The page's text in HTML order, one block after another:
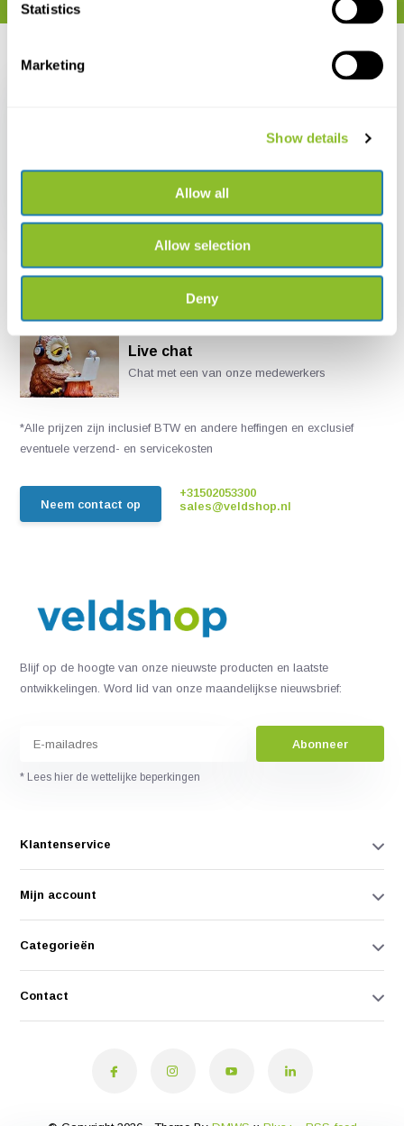
Statistics
Marketing
Show details
Allow all
Allow selection
Deny
Recent bekeken
€ 29,13
Live chat
Chat met een van onze medewerkers
*Alle prijzen zijn inclusief BTW en andere heffingen en exclusief
eventuele verzend- en servicekosten
Neem contact op
+31502053300
sales@veldshop.nl
Blijf op de hoogte van onze nieuwste producten en laatste
ontwikkelingen. Word lid van onze maandelijkse nieuwsbrief:
Abonneer
* Lees hier de wettelijke beperkingen
Klantenservice
Mijn account
Categorieën
Contact